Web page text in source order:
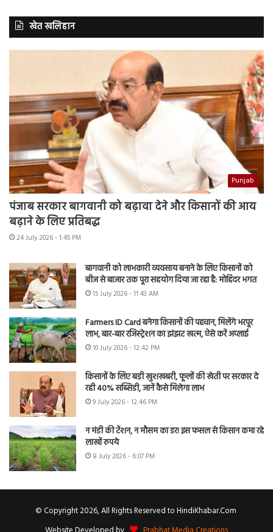
खेत खलिहान
Punjab
पंजाब सरकार बागवानी को बढ़ावा देने और किसानों की आय
बढ़ाने के लिए प्रतिबद्ध
24 July 2026 - 1:45 PM
बागवानी को लाभकारी व्यवसाय बनाने के लिए किसानों को
बीज से बाजार तक पूरा सहयोग दिया जा रहा है: मोहिंदर भगत
15 July 2026 - 11:43 AM
Farmers ID Card बनेगा किसानों की पहचान, मिलेंगे भरपूर
लाभ, बार-बार रजिस्ट्रेशन का झंझट खत्म, ऐसे करें अप्लाई
10 July 2026 - 12:42 PM
किसानों के लिए बड़ी खुशखबरी, फूलों की खेती पर सरकार दे
रही 40% सब्सिडी, जानें कैसे मिलेगा लाभ
9 July 2026 - 12:46 PM
न मंडी की टेंशन, न मौसम का डर! इस फसल से किसान कमा रहे
लाखों रुपये
8 July 2026 - 6:07 PM
© Copyright 2026, All Rights Reserved to HindiKhabar.Com